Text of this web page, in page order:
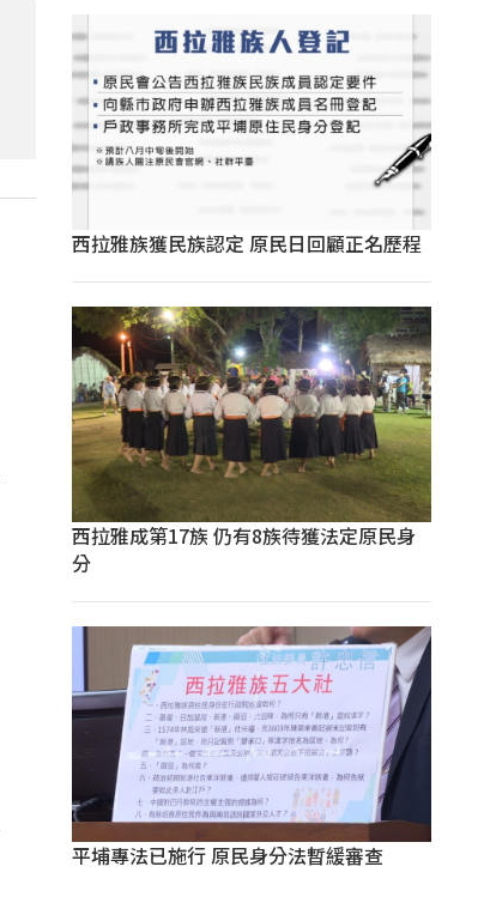
西拉雅族獲民族認定 原民日回顧正名歷程
西拉雅成第17族 仍有8族待獲法定原民身
分
平埔專法已施行 原民身分法暫緩審查